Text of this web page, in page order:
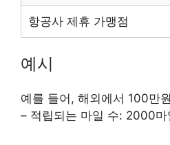
항공사 제휴 가맹점
예시
예를 들어, 해외에서 100만
– 적립되는 마일 수: 2000마